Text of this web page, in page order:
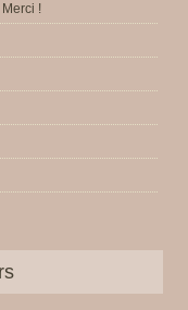
les rêves
!